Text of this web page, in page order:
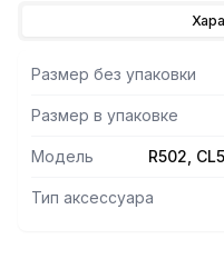
Размер без упаковки
Размер в упаковке
Модель R502,
Тип аксессуара